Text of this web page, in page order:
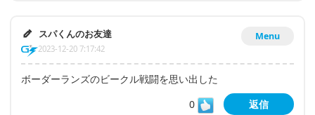
Menu
スパくんのお友達
2023-12-20 7:17:42
ボーダーランズのビークル戦闘を思い出した
0
返信